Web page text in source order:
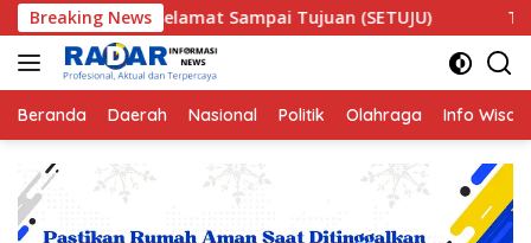
Langsung
ke
konten
Breaking News
Sampai Tujuan (SETUJU) Teror Makhluk
Beranda Daerah Nasional Politik Olahraga Info